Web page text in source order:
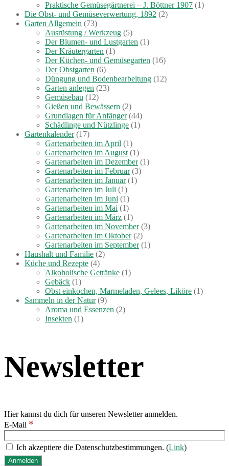
Praktische Gemüsegärtnerei – J. Böttner 1907 (1)
Die Obst- und Gemüseverwertung, 1892 (2)
Garten Allgemein (73)
Ausrüstung / Werkzeug (5)
Der Blumen- und Lustgarten (1)
Der Kräutergarten (1)
Der Küchen- und Gemüsegarten (16)
Der Obstgarten (6)
Düngung und Bodenbearbeitung (12)
Garten anlegen (23)
Gemüsebau (12)
Gießen und Bewässern (2)
Grundlagen für Anfänger(44)
Schädlinge und Nützlinge (1)
Gartenkalender(17)
Gartenarbeiten im April (1)
Gartenarbeiten im August (1)
Gartenarbeiten im Dezember(1)
Gartenarbeiten im Februar(3)
Gartenarbeiten im Januar(1)
Gartenarbeiten im Juli (1)
Gartenarbeiten im Juni (1)
Gartenarbeiten im Mai (1)
Gartenarbeiten im März (1)
Gartenarbeiten im November(3)
Gartenarbeiten im Oktober(2)
Gartenarbeiten im September(1)
Haushalt und Familie (2)
Küche und Rezepte (4)
Alkoholische Getränke (1)
Gebäck (1)
Obst einkochen, Marmeladen, Gelees, Liköre (1)
Sammeln in der Natur(9)
Aroma und Essenzen (2)
Insekten (1)
Newsletter
Hier kannst du dich für unseren Newsletter anmelden.
E-Mail *
Ich akzeptiere die Datenschutzbestimmungen. (Link)